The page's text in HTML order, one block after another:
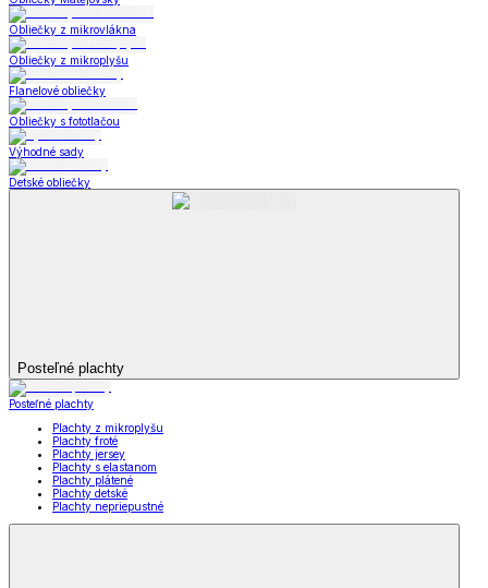
Obliečky z mikrovlákna
Obliečky z mikroplyšu
Flanelové obliečky
Obliečky s fototlačou
Výhodné sady
Detské obliečky
Posteľné plachty
Posteľné plachty
Plachty z mikroplyšu
Plachty froté
Plachty jersey
Plachty s elastanom
Plachty plátené
Plachty detské
Plachty nepriepustné